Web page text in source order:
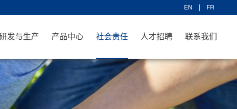
EN FR
发与生产 产品中心 社会责任 人才招聘 联系我们